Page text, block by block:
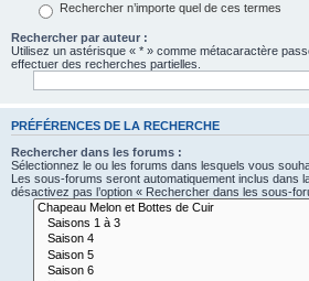
Rechercher n’importe quel de ces termes
Rechercher par auteur :
Utilisez un astérisque « * » comme métacaractère
effectuer des recherches partielles.
PRÉFÉRENCES DE LA RECHERCHE
Rechercher dans les forums :
Sélectionnez le ou les forums dans lesquels vous
Les sous-forums seront automatiquement inclus dans
désactivez pas l’option « Rechercher dans les sous-